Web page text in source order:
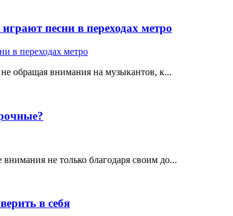
песни в переходах метро
обращая внимания на музыкантов, к...
не только благодаря своим до...
в себя